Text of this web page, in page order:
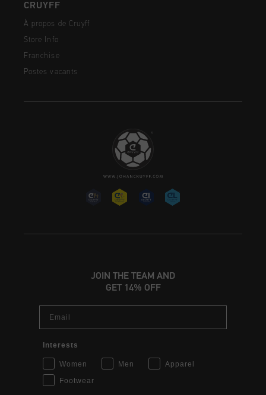
CRUYFF
À propos de Cruyff
Store Info
Franchise
Postes vacants
JOIN THE TEAM AND
GET 14% OFF
Interests
Women Men
Apparel
Footwear